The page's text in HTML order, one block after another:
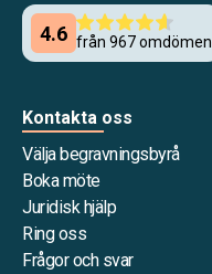
Kontakta oss
Välja begravningsbyrå
Boka möte
Juridisk hjälp
Ring oss
Frågor och svar